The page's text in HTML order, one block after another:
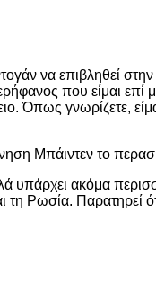
να επιβληθεί
που είμαι επί
Όπως γνωρίζετε,
Μπάιντεν το
υπάρχει ακόμα
τη Ρωσία. Παρατηρεί